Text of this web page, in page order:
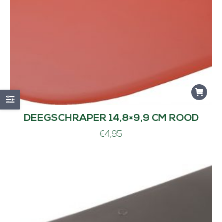
DEEGSCHRAPER 14,8×9,9 CM ROOD
€4,95